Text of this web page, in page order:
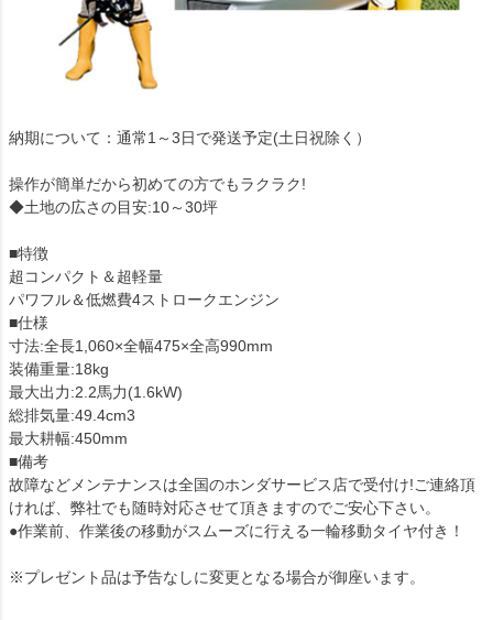
納期について：通常1～3日で発送予定(土日祝除く）
操作が簡単だから初めての方でもラクラク!
◆土地の広さの目安:10～30坪
■特徴
超コンパクト＆超軽量
パワフル＆低燃費4ストロークエンジン
■仕様
寸法:全長1,060×全幅475×全高990mm
装備重量:18kg
最大出力:2.2馬力(1.6kW)
総排気量:49.4cm3
最大耕幅:450mm
■備考
故障などメンテナンスは全国のホンダサービス店で受付け!ご連絡頂
ければ、弊社でも随時対応させて頂きますのでご安心下さい。
●作業前、作業後の移動がスムーズに行える一輪移動タイヤ付き！
※プレゼント品は予告なしに変更となる場合が御座います。